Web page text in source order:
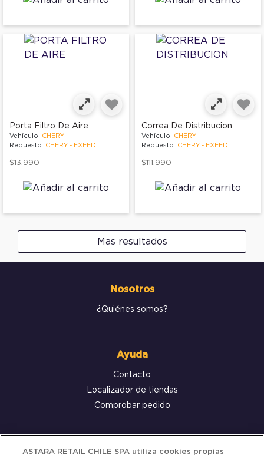
Porta Filtro De Aire
Vehículo: CHERY
Repuesto: CHERY - EXEED
$13.990
Correa De Distribucion
Vehículo: CHERY
Repuesto: CHERY - EXEED
$111.990
Mas resultados
Nosotros
¿Quiénes somos?
Ayuda
Contacto
Localizador de tiendas
Comprobar pedido
Servicio al cliente
ASTARA RETAIL CHILE SPA utiliza cookies propias